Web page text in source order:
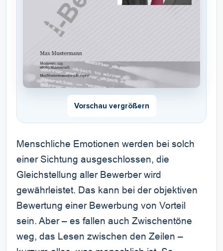
Vorschau vergrößern
Menschliche Emotionen werden bei solch
einer Sichtung ausgeschlossen, die
Gleichstellung aller Bewerber wird
gewährleistet. Das kann bei der objektiven
Bewertung einer Bewerbung von Vorteil
sein. Aber – es fallen auch Zwischentöne
weg, das Lesen zwischen den Zeilen –